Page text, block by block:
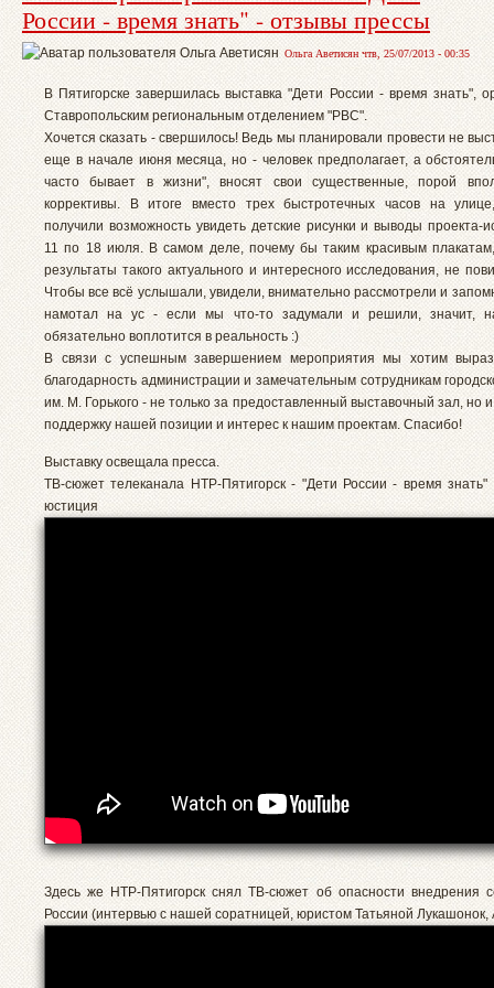
России - время знать" - отзывы прессы
Ольга Аветисян чтв, 25/07/2013 - 00:35
В Пятигорске завершилась выставка "Дети России - время знать",
Ставропольским региональным отделением "РВС".
Хочется сказать - свершилось! Ведь мы планировали провести не
еще в начале июня месяца, но - человек предполагает, а
часто бывает в жизни", вносят свои существенные, порой
коррективы. В итоге вместо трех быстротечных часов на
получили возможность увидеть детские рисунки и выводы проекта-
11 по 18 июля. В самом деле, почему бы таким красивым
результаты такого актуального и интересного исследования, не
Чтобы все всё услышали, увидели, внимательно рассмотрели и
намотал на ус - если мы что-то задумали и решили, значит,
обязательно воплотится в реальность :)
В связи с успешным завершением мероприятия мы хотим
благодарность администрации и замечательным сотрудникам
им. М. Горького - не только за предоставленный выставочный зал, но
поддержку нашей позиции и интерес к нашим проектам. Спасибо!
Выставку освещала пресса.
ТВ-сюжет телеканала НТР-Пятигорск - "Дети России - время
юстиция
Здесь же НТР-Пятигорск снял ТВ-сюжет об опасности внедрения
России (интервью с нашей соратницей, юристом Татьяной